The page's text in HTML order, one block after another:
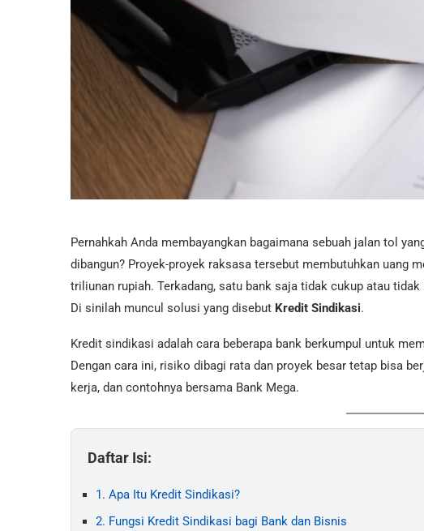
Pernahkah Anda membayangkan bagaimana sebuah jalan tol
dibangun? Proyek-proyek raksasa tersebut membutuhkan uang
triliunan rupiah. Terkadang, satu bank saja tidak cukup atau
Di sinilah muncul solusi yang disebut Kredit Sindikasi.
Kredit sindikasi adalah cara beberapa bank berkumpul untuk
Dengan cara ini, risiko dibagi rata dan proyek besar tetap bisa
kerja, dan contohnya bersama Bank Mega.
Daftar Isi:
1. Apa Itu Kredit Sindikasi?
2. Fungsi Kredit Sindikasi bagi Bank dan Bisnis